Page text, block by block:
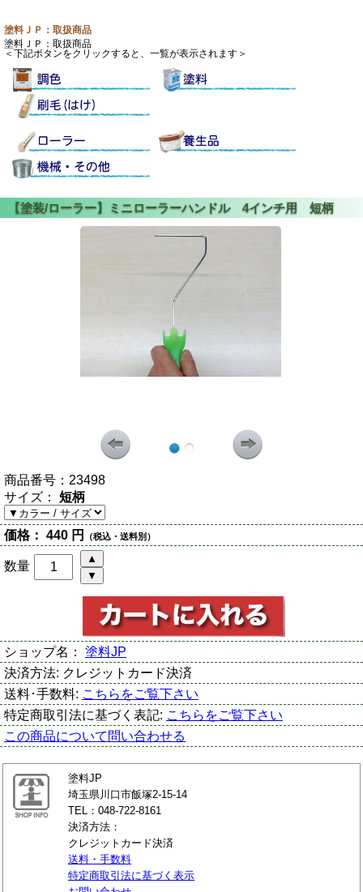
塗料ＪＰ：取扱商品
塗料ＪＰ：取扱商品
＜下記ボタンをクリックすると、一覧が表示されます＞
商品番号： 23498
サイズ： 短柄
価格： 440 円 （税込・送料別）
数量
ショップ名： 塗料JP
決済方法: クレジットカード決済
送料･手数料: こちらをご覧下さい
特定商取引法に基づく表記: こちらをご覧下さい
この商品について問い合わせる
塗料JP
埼玉県川口市飯塚2-15-14
TEL：048-722-8161
決済方法：
クレジットカード決済
送料・手数料
特定商取引法に基づく表示